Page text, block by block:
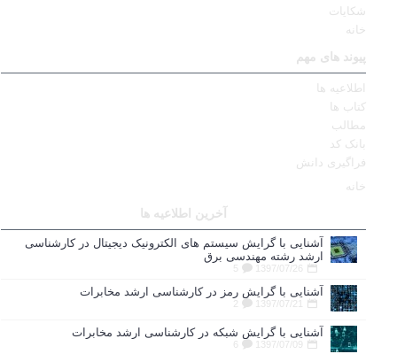
شکایات
خانه
پیوند های مهم
اطلاعیه ها
کتاب ها
مطالب
بانک کد
فراگیری دانش
خانه
آخرین اطلاعیه ها
آشنایی با گرایش سیستم های الکترونیک دیجیتال در کارشناسی
ارشد رشته مهندسی برق
1397/07/26
5
آشنایی با گرایش رمز در کارشناسی ارشد مخابرات
1397/07/21
آشنایی با گرایش شبکه در کارشناسی ارشد مخابرات
1397/07/09
6